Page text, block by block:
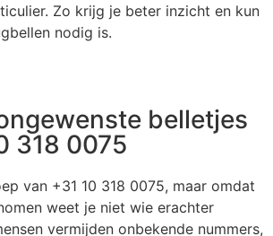
Zo krijg je beter inzicht en kun
nodig is.
belletjes
318 0075
van +31 10 318 0075, maar omdat
weet je niet wie erachter
vermijden onbekende nummers,